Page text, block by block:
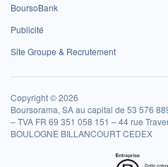
BoursoBank
Publicité
Site Groupe & Recrutement
Copyright © 2026
Boursorama, SA au capital de 53 576
– TVA FR 69 351 058 151 – 44 rue
BOULOGNE BILLANCOURT CEDEX